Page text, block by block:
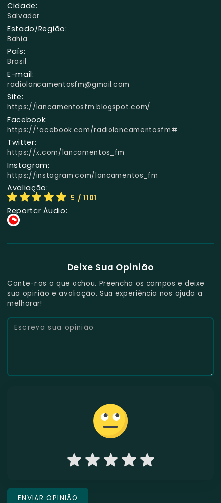
Cidade:
Salvador
Estado/Região:
Bahia
País:
Brasil
E-mail:
radiolancamentosfm@gmail.com
Site:
https://lancamentosfm.blogspot.com/
Facebook:
https://facebook.com/radiolancamentosfm#
Twitter:
https://x.com/lancamentos_fm
Instagram:
https://instagram.com/lancamentos_fm
Avaliação:
5 / 1101
Reportar Áudio:
Deixe Sua Opinião
Conte-nos o que achou. Preencha os campos e deixe
sua opinião e avaliação. Sua experiência nos ajuda a
melhorar!